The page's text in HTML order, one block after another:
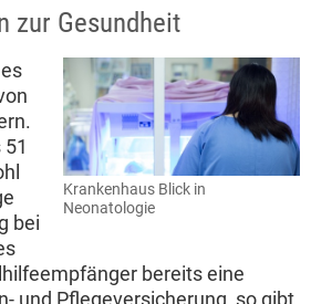
zur Gesundheit
Krankenhaus Blick in
Neonatologie
bei
bereits eine
und Pflegeversicherung, so gibt